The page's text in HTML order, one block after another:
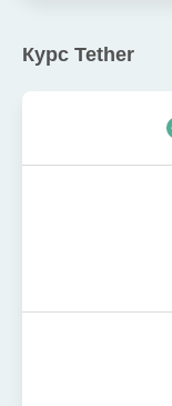
Курс Tether